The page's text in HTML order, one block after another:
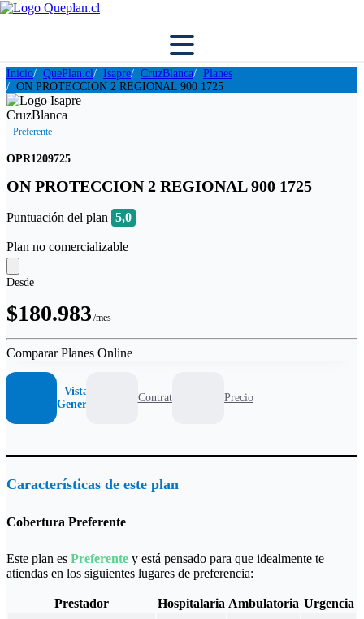
Inicio QuePlan.cl Isapre CruzBlanca
Planes
ON PROTECCION 2 REGIONAL 900 1725
Preferente
OPR1209725
ON PROTECCION 2 REGIONAL 900 1725
Puntuación del plan 5,0
Plan no comercializable
Desde
$180.983 /mes
Comparar Planes Online
Vista
General
Contrato Precio
Características de este plan
Cobertura Preferente
Este plan es Preferente y está pensado para que idealmente te
atiendas en los siguientes lugares de preferencia:
Prestador Hospitalaria Ambulatoria Urgencia